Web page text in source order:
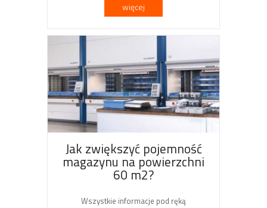
więcej
Jak zwiększyć pojemność
magazynu na powierzchni
60 m2?
Wszystkie informacje pod ręką